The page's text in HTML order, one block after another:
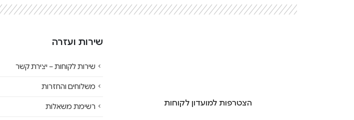
הצטרפות למועדון לקוחות
שירות ועזרה
שירות לקוחות – יצירת קשר
משלוחים והחזרות
רשימת משאלות